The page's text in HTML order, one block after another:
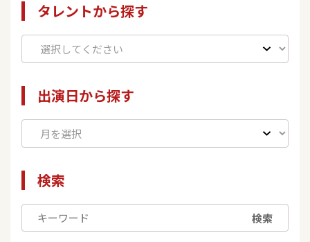
タレントから探す
出演日から探す
検索
検索